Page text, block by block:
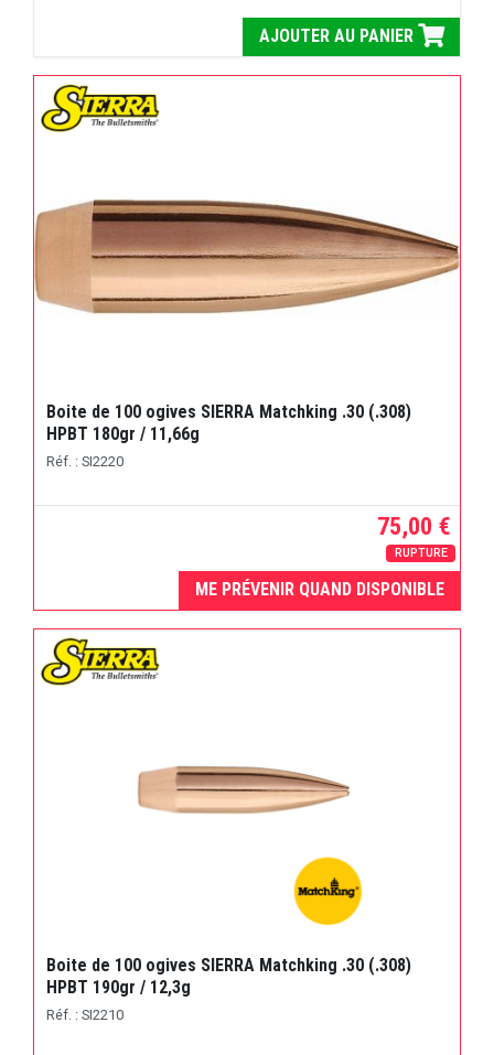
AJOUTER AU PANIER
Boite de 100 ogives SIERRA Matchking .30 (.308)
HPBT 180gr / 11,66g
Réf. : SI2220
75,00 €
RUPTURE
ME PRÉVENIR QUAND DISPONIBLE
Boite de 100 ogives SIERRA Matchking .30 (.308)
HPBT 190gr / 12,3g
Réf. : SI2210